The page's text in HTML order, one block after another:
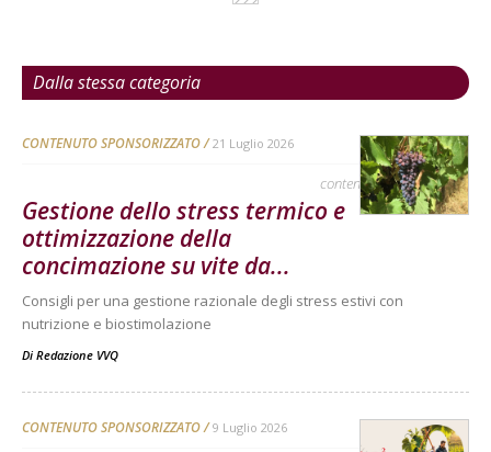
Dalla stessa categoria
CONTENUTO SPONSORIZZATO 21 Luglio 2026
contenuto sponsorizzato
Gestione dello stress termico e
ottimizzazione della
concimazione su vite da...
Consigli per una gestione razionale degli stress estivi con
nutrizione e biostimolazione
Di Redazione VVQ
CONTENUTO SPONSORIZZATO 9 Luglio 2026